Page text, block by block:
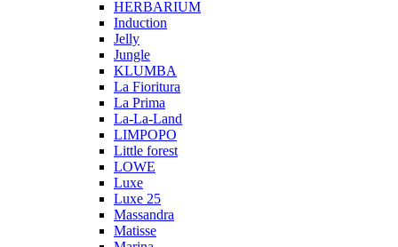
HERBARIUM
Induction
Jelly
Jungle
KLUMBA
La Fioritura
La Prima
La-La-Land
LIMPOPO
Little forest
LOWE
Luxe
Luxe 25
Massandra
Matisse